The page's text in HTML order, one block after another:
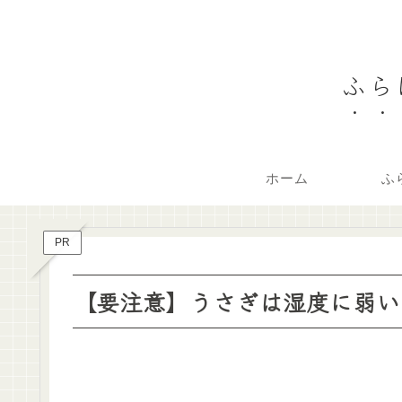
ふ
ホーム ふ
PR
【要注意】うさぎは湿度に弱